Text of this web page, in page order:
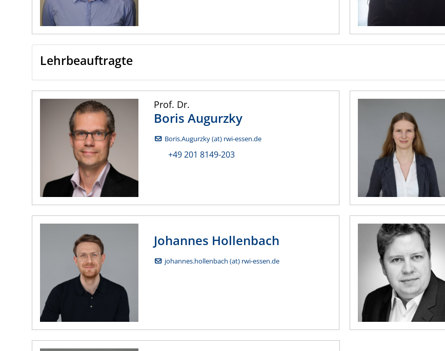
Lehrbeauftragte
Prof. Dr.
Boris Augurzky
Boris.Augurzky (at) rwi-essen.de
+49 201 8149-203
Johannes Hollenbach
johannes.hollenbach (at) rwi-essen.de